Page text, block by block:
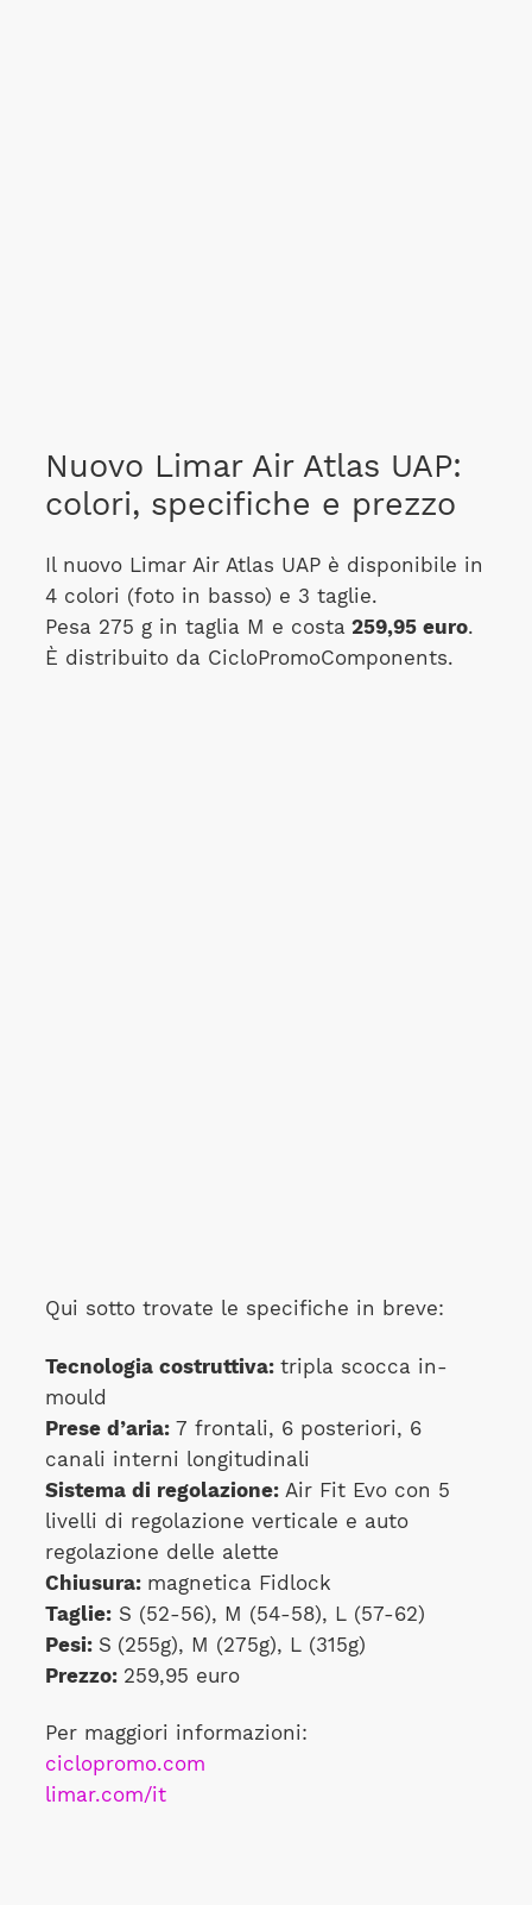
Nuovo Limar Air Atlas UAP:
colori, specifiche e prezzo
Il nuovo Limar Air Atlas UAP è disponibile in
4 colori (foto in basso) e 3 taglie.
Pesa 275 g in taglia M e costa259,95 euro.
È distribuito da CicloPromoComponents.
Qui sotto trovate le specifiche in breve:
Tecnologia costruttiva: tripla scocca in-
mould
Prese d’aria:7 frontali, 6 posteriori, 6
canali interni longitudinali
Sistema di regolazione:Air Fit Evo con 5
livelli di regolazione verticale e auto
regolazione delle alette
Chiusura: magnetica Fidlock
Taglie:S (52-56), M (54-58), L (57-62)
Pesi: S (255g), M (275g), L (315g)
Prezzo: 259,95 euro
Per maggiori informazioni:
ciclopromo.com
limar.com/it